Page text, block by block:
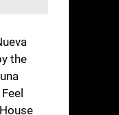
the